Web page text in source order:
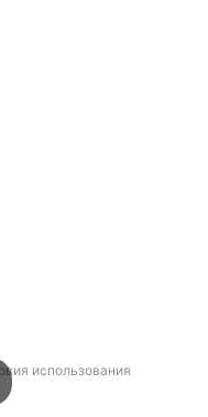
использования